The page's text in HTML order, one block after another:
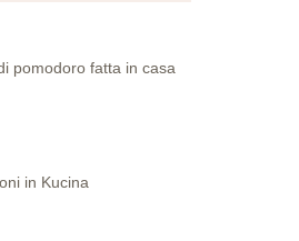
pomodoro fatta in casa
in Kucina